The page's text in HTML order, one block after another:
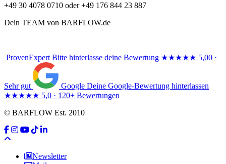
+49 30 4078 0710 oder +49 176 844 23 887
Dein TEAM von BARFLOW.de
ProvenExpert Bitte hinterlasse deine Bewertung ★★★★★ 5,00 ·
Sehr gut Google Deine Google-Bewertung hinterlassen
★★★★★ 5,0 · 120+ Bewertungen
© BARFLOW Est. 2010
Newsletter